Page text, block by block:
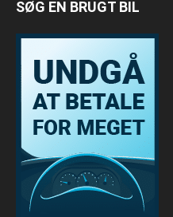
SØG EN BRUGT BIL